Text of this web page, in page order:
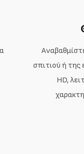
σπιτιού ή της
HD,